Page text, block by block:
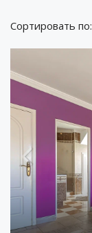
Сортировать по: